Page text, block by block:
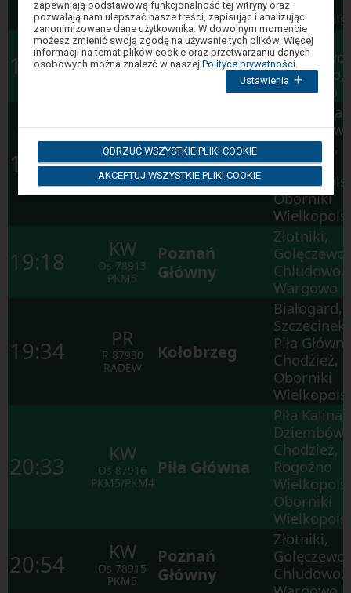
18:20 KW
Os78911
Poznań
Główny
Złotniki,
Golęczewo,
Chludowo,
Wargowo
19:00 KW
Os87918
PKM5
Piła Główna
Piła Kalina,
Chodzież,
Rogoźno
Oborniki
19:18 KW
Os 78913
PKM5
Poznań
Główny
Złotniki,
Golęczewo,
Chludowo,
Wargowo
19:34 PR
R 87930
RADEW
Kołobrzeg
Białogard,
Szczecinek,
Piła
Chodzież,
Oborniki
20:33 KW
Os 87916
PKM5/PKM4
Piła Główna
Piła Kalina,
Chodzież,
Rogoźno
Oborniki
20:54 KW
Os 78915
PKM5
Poznań
Główny
Złotniki,
Golęczewo,
Chludowo,
się
oknie
modalnym.
celu
którąś
dostępnych
końcu
okna.
się
po
zapewniają podstawową funkcjonalność tej witryny oraz
pozwalają nam ulepszać nasze treści, zapisując i analizując
zanonimizowane dane użytkownika. W dowolnym momencie
możesz zmienić swoją zgodę na używanie tych plików. Więcej
informacji na temat plików cookie oraz przetwarzaniu danych
osobowych można znaleźć w naszej Polityce prywatności.
Ustawienia
ODRZUĆ WSZYSTKIE PLIKI COOKIE
AKCEPTUJ WSZYSTKIE PLIKI COOKIE